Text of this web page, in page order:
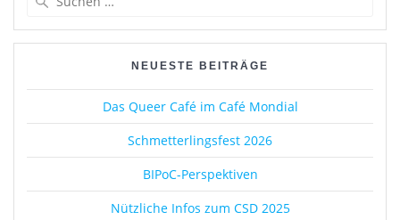
o
o
k
o
n
NEUESTE BEITRÄGE
Das Queer Café im Café Mondial
Schmetterlingsfest 2026
BIPoC-Perspektiven
Nützliche Infos zum CSD 2025